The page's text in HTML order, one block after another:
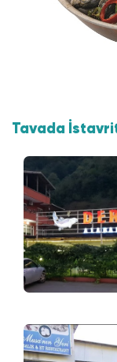
Tavada